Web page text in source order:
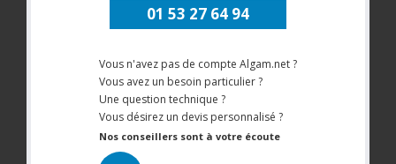
01 53 27 64 94
Vous n'avez pas de compte Algam.net ?
Vous avez un besoin particulier ?
Une question technique ?
Vous désirez un devis personnalisé ?
Nos conseillers sont à votre écoute